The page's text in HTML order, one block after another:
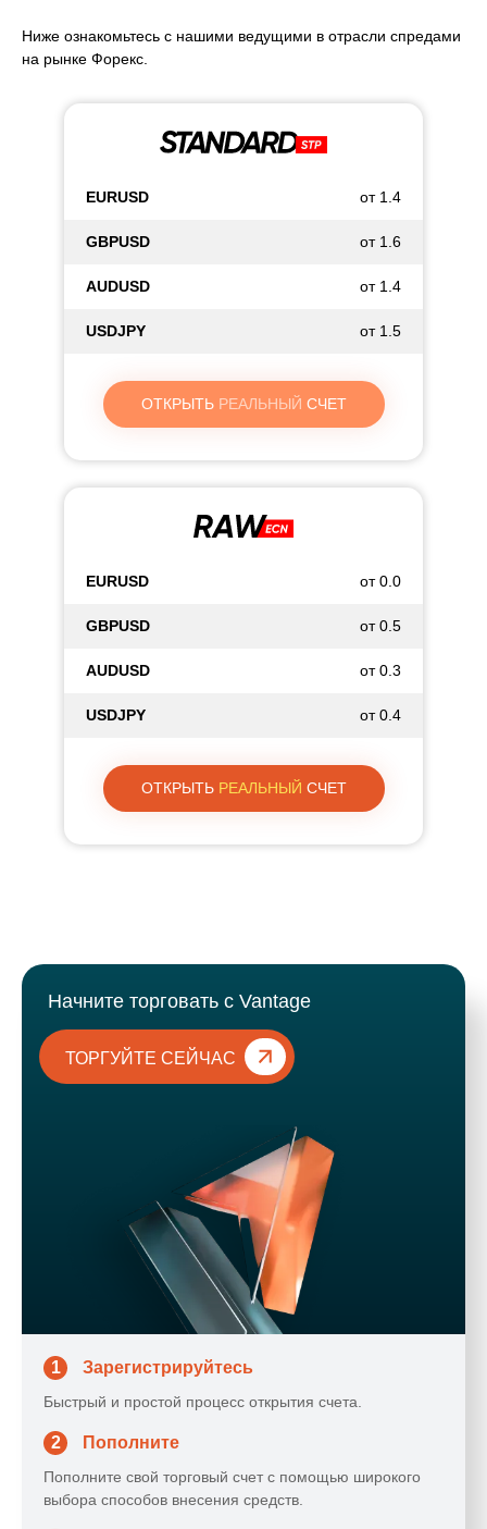
Ниже ознакомьтесь с нашими ведущими в отрасли спредами
на рынке Форекс.
EURUSD от 1.4
GBPUSD от 1.6
AUDUSD от 1.4
USDJPY от 1.5
ОТКРЫТЬ РЕАЛЬНЫЙ СЧЕТ
EURUSD от 0.0
GBPUSD от 0.5
AUDUSD от 0.3
USDJPY от 0.4
ОТКРЫТЬ РЕАЛЬНЫЙ СЧЕТ
Начните торговать с Vantage
ТОРГУЙТЕ СЕЙЧАС
1 Зарегистрируйтесь
Быстрый и простой процесс открытия счета.
2 Пополните
Пополните свой торговый счет с помощью широкого
выбора способов внесения средств.